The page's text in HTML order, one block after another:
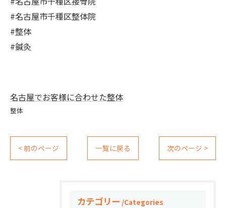
#名古屋市千種区整体院
#整体
#鍼灸
名古屋でお客様に合わせた整体
整体
< 前のページ 一覧に戻る 次のページ >
カテゴリー Categories